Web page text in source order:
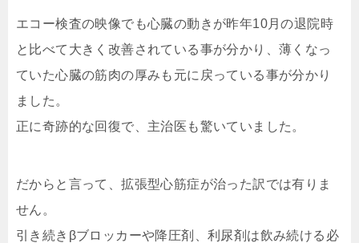
エコー検査の映像でも心臓の動きが昨年10月の退院時
と比べて大きく改善されている事が分かり、薄くなっ
ていた心臓の筋肉の厚みも元に戻っている事が分かり
ました。
正に奇跡的な回復で、主治医も驚いていました。
だからと言って、拡張型心筋症が治った訳では有りま
せん。
引き続きβブロッカーや降圧剤、利尿剤は飲み続ける必